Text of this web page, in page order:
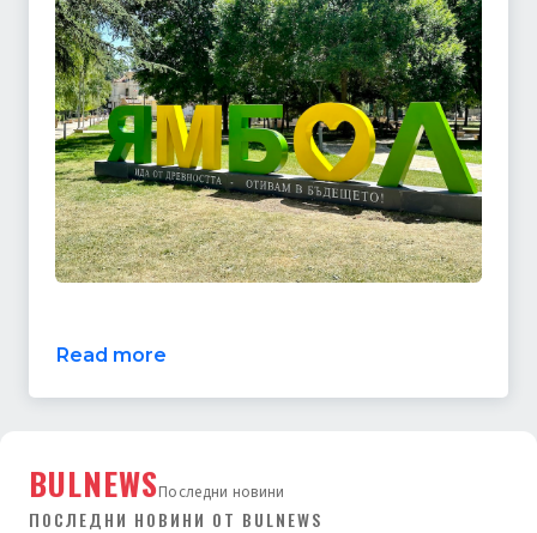
Read more
BULNEWSПоследни новини
ПОСЛЕДНИ НОВИНИ ОТ BULNEWS